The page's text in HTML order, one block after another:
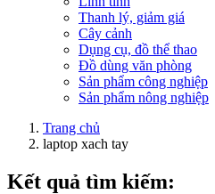
Thanh lý, giảm giá
Cây cảnh
Dụng cụ, đồ thể thao
Đồ dùng văn phòng
Sản phẩm công nghiệp
Sản phẩm nông nghiệp
Trang chủ
laptop xach tay
Kết quả tìm kiếm: